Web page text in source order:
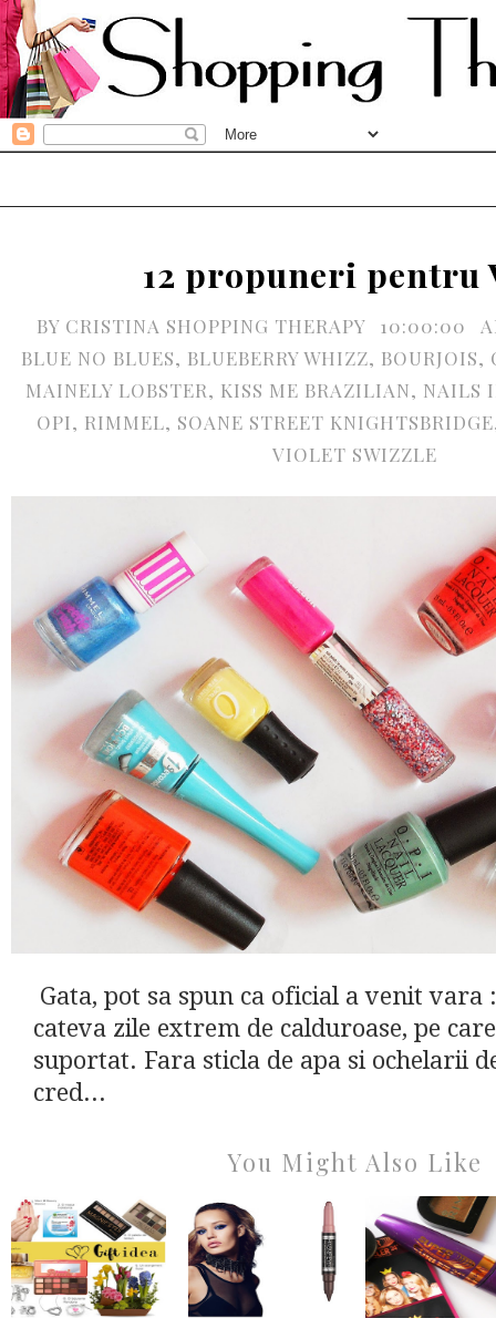
12 propuneri pentru
BY CRISTINA SHOPPING THERAPY 10:00:00
BLUE NO BLUES, BLUEBERRY WHIZZ, BOURJOIS,
MAINELY LOBSTER, KISS ME BRAZILIAN, NAILS
OPI, RIMMEL, SOANE STREET KNIGHTSBRIDGE
VIOLET SWIZZLE
Gata, pot sa spun ca oficial a venit vara
cateva zile extrem de calduroase, pe
suportat. Fara sticla de apa si ochelarii
cred...
You Might Also Like